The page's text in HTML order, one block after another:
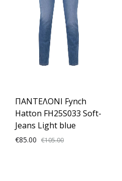
ΠΑΝΤΕΛΟΝΙ Fynch
Hatton FH25S033 Soft-
Jeans Light blue
€85.00 €105.00